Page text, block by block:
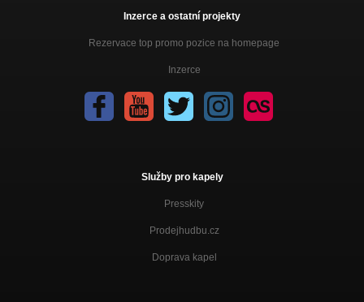
Inzerce a ostatní projekty
Rezervace top promo pozice na homepage
Inzerce
Služby pro kapely
Presskity
Prodejhudbu.cz
Doprava kapel